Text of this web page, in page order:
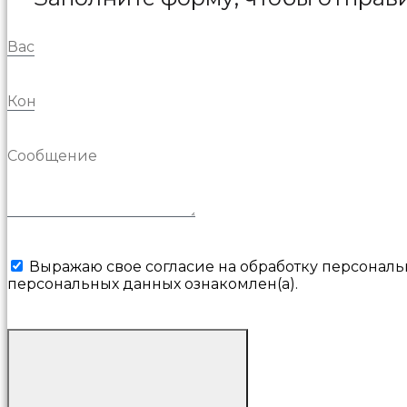
Выражаю свое согласие на обработку
персональных данных ознакомлен(а).